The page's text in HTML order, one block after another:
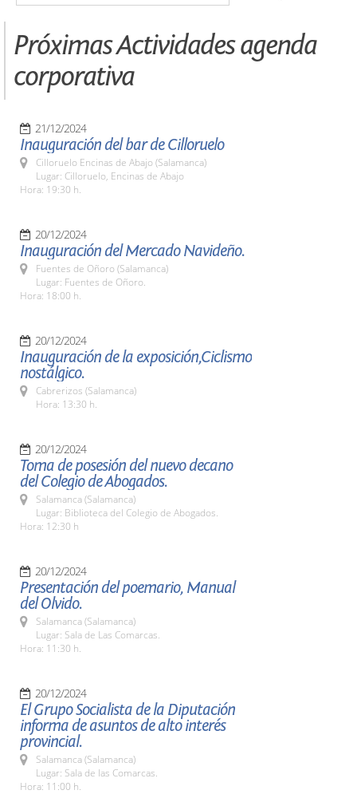
Próximas Actividades agenda
corporativa
21/12/2024
Inauguración del bar de Cilloruelo
Cilloruelo Encinas de Abajo (Salamanca)
Lugar: Cilloruelo, Encinas de Abajo
Hora: 19:30 h.
20/12/2024
Inauguración del Mercado Navideño.
Fuentes de Oñoro (Salamanca)
Lugar: Fuentes de Oñoro.
Hora: 18:00 h.
20/12/2024
Inauguración de la exposición,Ciclismo
nostálgico.
Cabrerizos (Salamanca)
Hora: 13:30 h.
20/12/2024
Toma de posesión del nuevo decano
del Colegio de Abogados.
Salamanca (Salamanca)
Lugar: Biblioteca del Colegio de Abogados.
Hora: 12:30 h
20/12/2024
Presentación del poemario, Manual
del Olvido.
Salamanca (Salamanca)
Lugar: Sala de Las Comarcas.
Hora: 11:30 h.
20/12/2024
El Grupo Socialista de la Diputación
informa de asuntos de alto interés
provincial.
Salamanca (Salamanca)
Lugar: Sala de las Comarcas.
Hora: 11:00 h.